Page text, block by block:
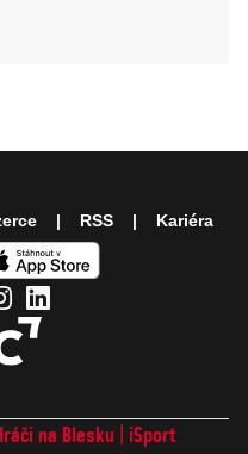
na Blesku
iSport
RSS Kariéra